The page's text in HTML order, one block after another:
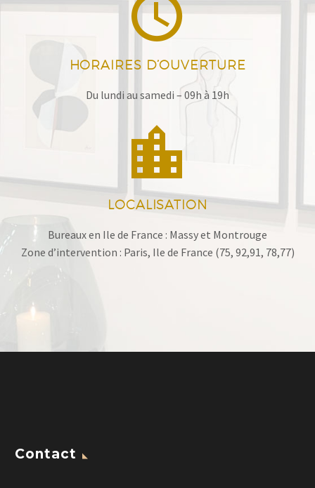
HORAIRES D’OUVERTURE
Du lundi au samedi – 09h à 19h


LOCALISATION
Bureaux en Ile de France : Massy et Montrouge
Zone d’intervention : Paris, Ile de France (75, 92,91, 78,77)
Contact